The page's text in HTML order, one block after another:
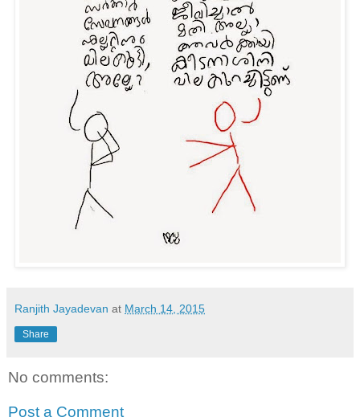
Ranjith Jayadevan at March 14, 2015
Share
No comments:
Post a Comment